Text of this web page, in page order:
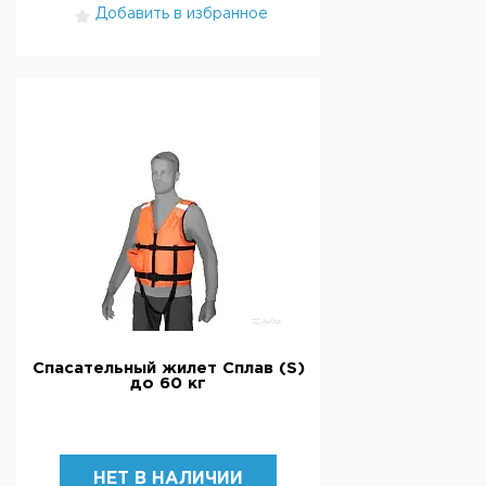
Добавить в избранное
Спасательный жилет Сплав (S)
до 60 кг
НЕТ В НАЛИЧИИ